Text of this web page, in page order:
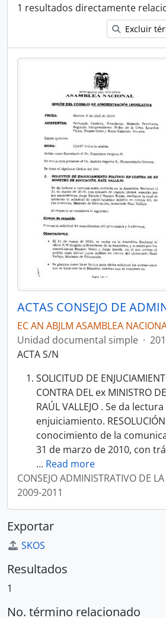
1 resultados directamente
Excluir
EC AN ABJLM ASAMBLEA
Unidad documental simple ·
ACTA S/N
SOLICITUD DE
CONTRA DEL ex MINISTRO
RAÚL VALLEJO . Se da
enjuiciamiento.
conocimiento de la
31 de marzo de 2010, con
… Read more
CONSEJO ADMINISTRATIVO DE
2009-2011
Exportar
SKOS
Resultados
1
No. término relacionado